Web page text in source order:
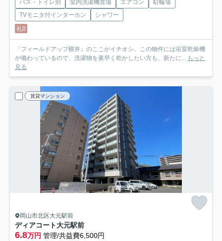
バス・トイレ別 室内洗濯機置場 エアコン
駐輪場
TVモニタ付インターホン
シャワー
礼0
「フィールドアップ横井」のここがイチオシ。この物件には浴室乾燥機
が備わっているので、洗濯物を素早く乾かしたい方も、新たに...
もっと
見る
賃貸マンション
岡山市北区大元駅前
ディアコート大元駅前
6.8万円 管理/共益費6,500円